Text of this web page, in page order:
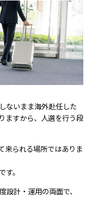
ないまま海外赴任した
ますから、人選を行う段
来られる場所ではありま
。
計・運用の両面で、